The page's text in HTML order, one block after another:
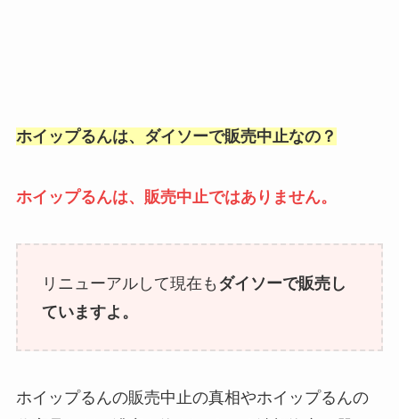
ホイップるんは、ダイソーで販売中止なの？
ホイップるんは、販売中止ではありません。
リニューアルして現在も ダイソーで販売し
ていますよ。
ホイップるんの販売中止の真相やホイップるんの